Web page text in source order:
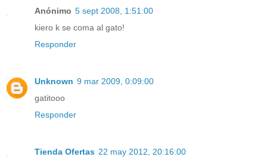
Anónimo 5 sept 2008, 1:51:00
kiero k se coma al gato!
Responder
Unknown 9 mar 2009, 0:09:00
gatitooo
Responder
Tienda Ofertas 22 may 2012, 20:16:00